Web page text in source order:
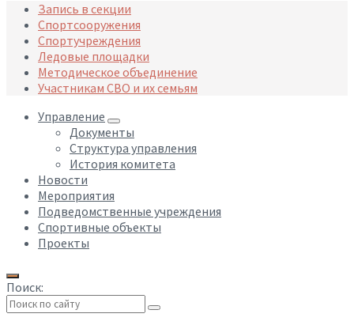
Запись в секции
Спортсооружения
Спортучреждения
Ледовые площадки
Методическое объединение
Участникам СВО и их семьям
Управление
Документы
Структура управления
История комитета
Новости
Мероприятия
Подведомственные учреждения
Спортивные объекты
Проекты
Поиск: